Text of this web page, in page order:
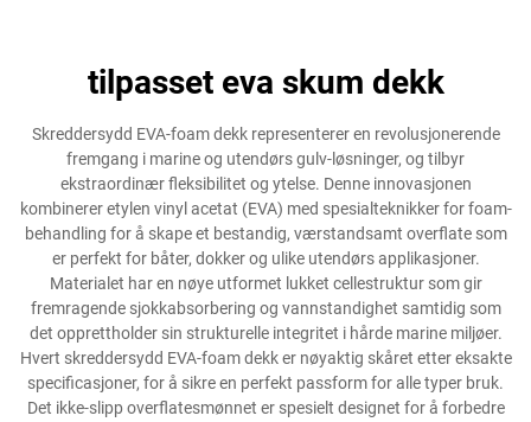
tilpasset eva skum dekk
Skreddersydd EVA-foam dekk representerer en revolusjonerende
fremgang i marine og utendørs gulv-løsninger, og tilbyr
ekstraordinær fleksibilitet og ytelse. Denne innovasjonen
kombinerer etylen vinyl acetat (EVA) med spesialteknikker for foam-
behandling for å skape et bestandig, værstandsamt overflate som
er perfekt for båter, dokker og ulike utendørs applikasjoner.
Materialet har en nøye utformet lukket cellestruktur som gir
fremragende sjokkabsorbering og vannstandighet samtidig som
det opprettholder sin strukturelle integritet i hårde marine miljøer.
Hvert skreddersydd EVA-foam dekk er nøyaktig skåret etter eksakte
specificasjoner, for å sikre en perfekt passform for alle typer bruk.
Det ikke-slipp overflatesmønnet er spesielt designet for å forbedre